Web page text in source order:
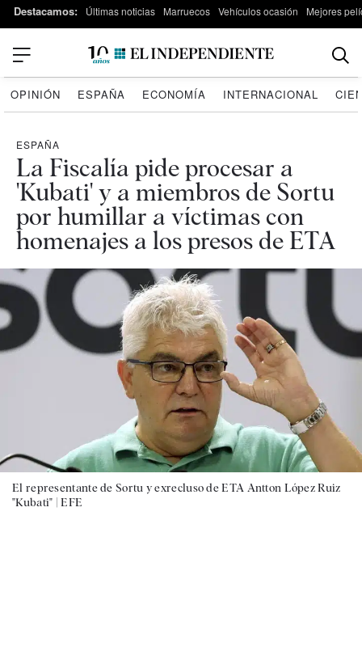
Destacamos: Últimas noticias Marruecos Vehículos ocasión Mejores
OPINIÓN ESPAÑA ECONOMÍA INTERNACIONAL
ESPAÑA
La Fiscalía pide procesar a
'Kubati' y a miembros de Sortu
por humillar a víctimas con
homenajes a los presos de ETA
El representante de Sortu y exrecluso de ETA Antton López Ruiz
"Kubati" |EFE